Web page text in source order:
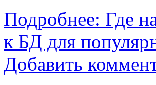
Подробнее: Где
к БД для
Добавить